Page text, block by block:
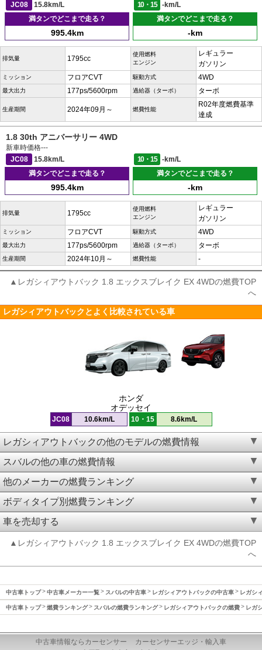
JC08
15.8km/L 10・15
-km/L
満タンでどこまで走る？
995.4km
満タンでどこまで走る？
-km
排気量 1795cc
使用燃料
エンジン
レギュラー
ガソリン
ミッション フロアCVT 駆動方式 4WD
最大出力 177ps/5600rpm 過給器（ターボ） ターボ
生産期間 2024年09月～ 燃費性能
R02年度燃費基準
達成
1.8 30th アニバーサリー 4WD
新車時価格---
JC08
15.8km/L 10・15
-km/L
満タンでどこまで走る？
995.4km
満タンでどこまで走る？
-km
排気量 1795cc
使用燃料
エンジン
レギュラー
ガソリン
ミッション フロアCVT 駆動方式 4WD
最大出力 177ps/5600rpm 過給器（ターボ） ターボ
生産期間 2024年10月～ 燃費性能 -
▲レガシィアウトバック 1.8 エックスブレイク EX 4WDの燃費TOP
へ
レガシィアウトバックとよく比較されている車
ホンダ
オデッセイ
JC08 10.6km/L 10・15 8.6km/L
レガシィアウトバックの他のモデルの燃費情報
スバルの他の車の燃費情報
他のメーカーの燃費ランキング
ボディタイプ別燃費ランキング
車を売却する
▲レガシィアウトバック 1.8 エックスブレイク EX 4WDの燃費TOP
へ
中古車トップ 中古車メーカー一覧 スバルの中古車 レガシィアウトバックの中古車 レガシ
中古車トップ 燃費ランキング スバルの燃費ランキング レガシィアウトバックの燃費 レガ
中古車情報ならカーセンサー
カーセンサーエッジ・輸入車